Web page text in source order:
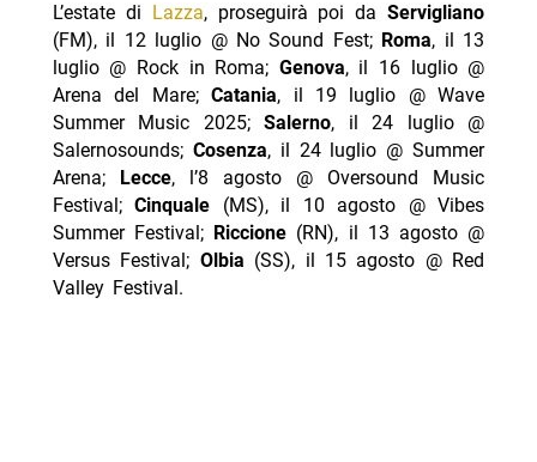
L’estate di Lazza, proseguirà poi daServigliano
(FM), il 12 luglio @ No Sound Fest; Roma, il 13
luglio @ Rock in Roma; Genova, il 16 luglio @
Arena del Mare;Catania, il 19 luglio @ Wave
Summer Music 2025;Salerno, il 24 luglio @
Salernosounds; Cosenza, il 24 luglio @ Summer
Arena;
Lecce, l’8 agosto @ Oversound Music
Festival;Cinquale (MS), il 10 agosto @ Vibes
Summer Festival; Riccione (RN), il 13 agosto @
Versus Festival; Olbia (SS), il 15 agosto @ Red
Valley Festival.